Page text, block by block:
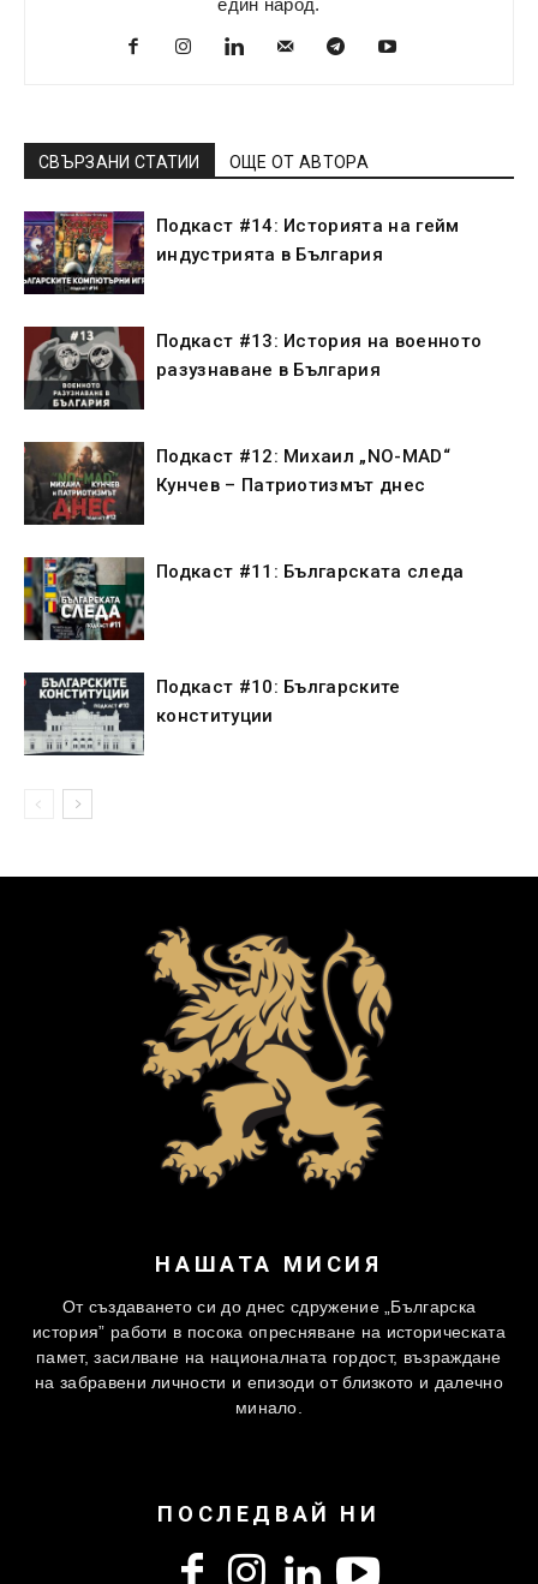
СВЪРЗАНИ СТАТИИ ОЩЕ ОТ АВТОРА
Подкаст #14: Историята на гейм
индустрията в България
Подкаст #13: История на военното
разузнаване в България
Подкаст #12: Михаил „NO-MAD“
Кунчев – Патриотизмът днес
Подкаст #11: Българската следа
Подкаст #10: Българските
конституции
НАШАТА МИСИЯ
От създаването си до днес сдружение „Българска
история” работи в посока опресняване на историческата
памет, засилване на националната гордост, възраждане
на забравени личности и епизоди от близкото и далечно
минало.
ПОСЛЕДВАЙ НИ